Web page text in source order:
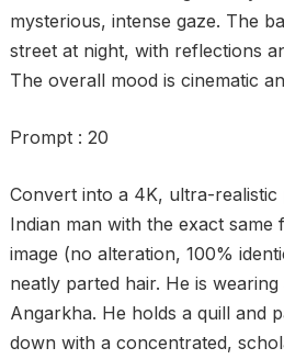
mysterious, intense gaze. The
street at night, with reflections
The overall mood is cinematic
Prompt : 20
Convert into a 4K, ultra-
Indian man with the exact same
image (no alteration, 100%
neatly parted hair. He is
Angarkha. He holds a quill and
down with a concentrated,